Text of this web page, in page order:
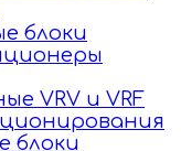
блоки
VRV и VRF
блоки